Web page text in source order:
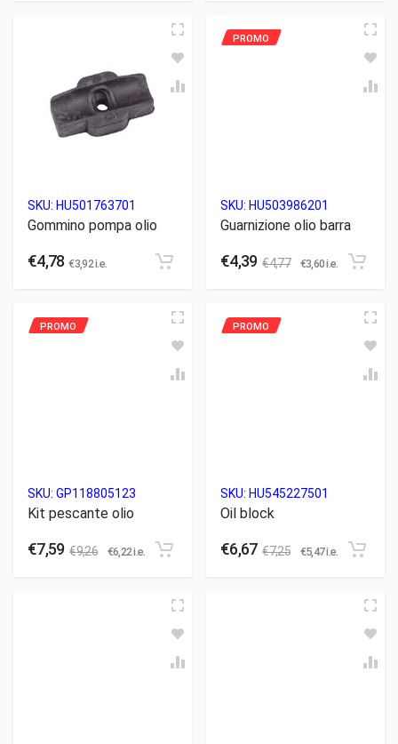
SKU: HU501763701
Gommino pompa olio
€4,78 €3,92i.e.
SKU: HU503986201
Guarnizione olio barra
€4,39 €4,77 €3,60i.e.
SKU: GP118805123
Kit pescante olio
€7,59 €9,26 €6,22i.e.
SKU: HU545227501
Oil block
€6,67 €7,25 €5,47i.e.